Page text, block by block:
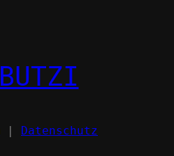
BUTZI
| Datenschutz